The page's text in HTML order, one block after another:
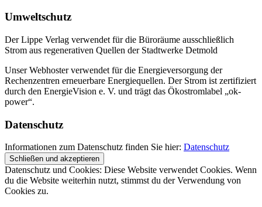
Umweltschutz
Der Lippe Verlag verwendet für die Büroräume ausschließlich
Strom aus regenerativen Quellen der Stadtwerke Detmold
Unser Webhoster verwendet für die Energieversorgung der
Rechenzentren erneuerbare Energiequellen. Der Strom ist zertifiziert
durch den EnergieVision e. V. und trägt das Ökostromlabel „ok-
power“.
Datenschutz
Informationen zum Datenschutz finden Sie hier: Datenschutz
Datenschutz und Cookies: Diese Website verwendet Cookies. Wenn
du die Website weiterhin nutzt, stimmst du der Verwendung von
Cookies zu.